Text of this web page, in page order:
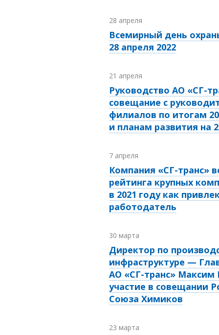
28 апреля
Всемирный день
28 апреля 2022
21 апреля
Руководство АО «СГ-
совещание с
филиалов по итогам
и планам развития на
7 апреля
Компания «СГ-транс»
рейтинга крупных
в 2021 году как
работодатель
30 марта
Директор по
инфраструктуре —
АО «СГ-транс» Максим
участие в совещании
Союза Химиков
23 марта